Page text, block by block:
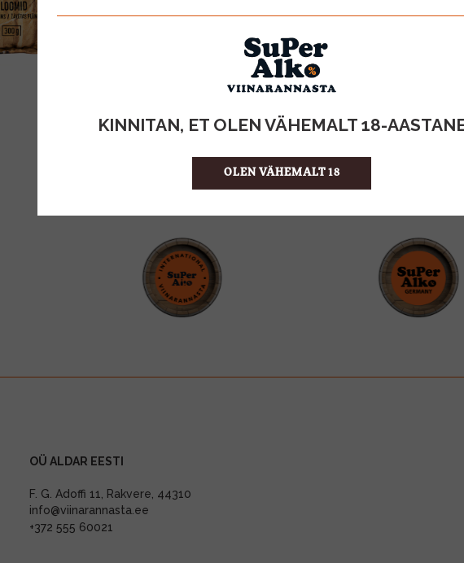
KINNITAN, ET OLEN VÄHEMALT 18-
OLEN VÄHEMALT 18
KOGUS KASTIS
OÜ ALDAR EESTI
F. G. Adoffi 11, Rakvere, 44310
info@viinarannasta.ee
+372 555 60021